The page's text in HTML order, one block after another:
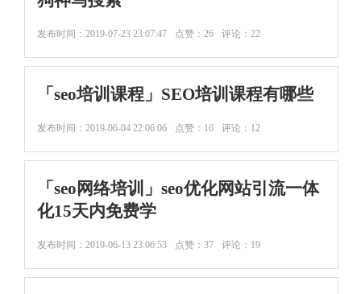
发布时间： 2019-07-23 23:07:47 点赞：26 评论：22
「seo培训课程」SEO培训课程有哪些
发布时间： 2019-06-04 22:06:06 点赞：16 评论：12
「seo网络培训」seo优化网站引流一体
化15天内免费学
发布时间： 2019-06-13 23:06:53 点赞：37 评论：19